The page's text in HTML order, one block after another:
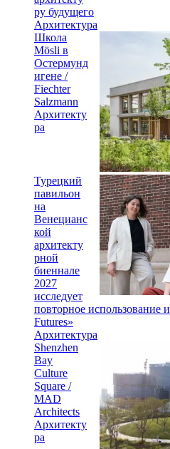
ру будущего
Архитектура
Школа
Mösli в
Остермунд
игене /
Fiechter
Salzmann
Архитекту
ра
Турецкий
павильон
на
Венецианс
кой
архитекту
рной
биеннале
2027
исследует
повторное использование
Futures»
Архитектура
Shenzhen
Bay
Culture
Square /
MAD
Architects
Архитекту
ра